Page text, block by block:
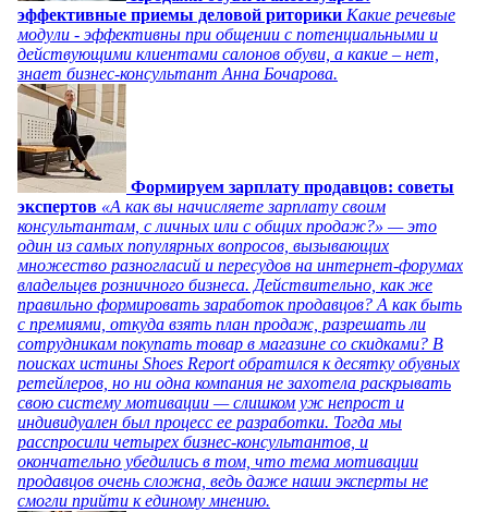
эффективные приемы деловой риторики Какие речевые
модули - эффективны при общении с потенциальными и
действующими клиентами салонов обуви, а какие – нет,
знает бизнес-консультант Анна Бочарова.
Формируем зарплату продавцов: советы
экспертов «А как вы начисляете зарплату своим
консультантам, с личных или с общих продаж?» — это
один из самых популярных вопросов, вызывающих
множество разногласий и пересудов на интернет-форумах
владельцев розничного бизнеса. Действительно, как же
правильно формировать заработок продавцов? А как быть
с премиями, откуда взять план продаж, разрешать ли
сотрудникам покупать товар в магазине со скидками? В
поисках истины Shoes Report обратился к десятку обувных
ретейлеров, но ни одна компания не захотела раскрывать
свою систему мотивации — слишком уж непрост и
индивидуален был процесс ее разработки. Тогда мы
расспросили четырех бизнес-консультантов, и
окончательно убедились в том, что тема мотивации
продавцов очень сложна, ведь даже наши эксперты не
смогли прийти к единому мнению.